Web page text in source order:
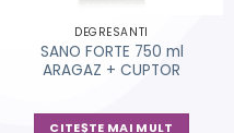
DEGRESANTI
SANO FORTE 750 ml
ARAGAZ + CUPTOR
CITEȘTE MAI MULT